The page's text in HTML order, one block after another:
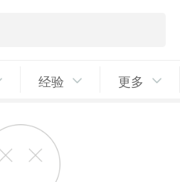
经验 更多